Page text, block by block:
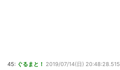
45: ぐるまと！ 2019/07/14(日) 20:48:28.515